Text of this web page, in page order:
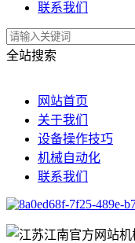
联系我们
全站搜索
网站首页
关于我们
设备操作技巧
机械自动化
联系我们